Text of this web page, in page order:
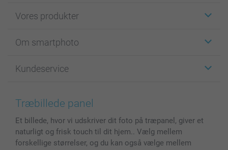
Vores produkter
Fotokort
Fotobøger
Billeder, Plakater & Fotohæfter
Cover til mobil & tablet
MyNameBook
Fotokalender & Kalenderbog
Om smartphoto
For affiliate
Cookie Policy
Betingelser og garantier
Investor Relations
Kundeservice
100% tilfredshedsgaranti
Priser & betaling
Status for ordrer
Træbillede panel
Et billede, hvor vi udskriver dit foto på træpanel, giver et
naturligt og frisk touch til dit hjem.. Vælg mellem
forskellige størrelser, og du kan også vælge mellem